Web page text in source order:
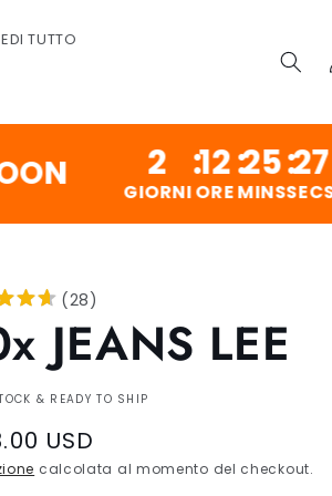
TUTTO
2
GIORNI
:
ORE
25 :
MINS
26
SECS
(28)
JEANS LEE
& READY TO SHIP
USD
calcolata al momento del checkout.